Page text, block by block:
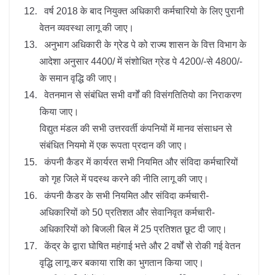
वर्ष 2018 के बाद नियुक्त अधिकारी कर्मचारियो के लिए पुरानी
वेतन व्यवस्था लागू की जाए।
अनुभाग अधिकारी के ग्रेड पे को राज्य शासन के वित्त विभाग के
आदेशा अनुसार 4400/ में संशोधित ग्रेड पे 4200/-से 4800/-
के समान वृद्धि की जाए।
वेतनमान से संबंधित सभी वर्गों की विसंगतितियो का निराकरण
किया जाए।
विद्युत मंडल की सभी उत्तरवर्ती कंपनियों में मानव संसाधन से
संबंधित नियमो में एक रूपता प्रदान की जाए।
कंपनी कैडर में कार्यरत सभी नियमित और संविदा कर्मचारियों
को गृह जिले में पदस्थ करने की नीति लागू की जाए।
कंपनी कैडर के सभी नियमित और संविदा कर्मचारी-
अधिकारियों को 50 प्रतिशत और सेवानिवृत कर्मचारी-
अधिकारियों को बिजली बिल में 25 प्रतिशत छूट दी जाए।
केंद्र के द्वारा घोषित महंगाई भत्ते और 2 वर्षों से रोकी गई वेतन
वृद्धि लागू कर बकाया राशि का भुगतान किया जाए।